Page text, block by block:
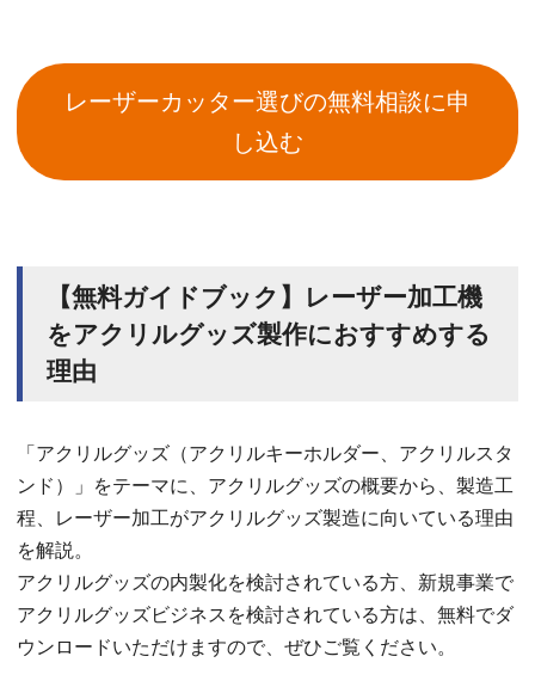
レーザーカッター選びの無料相談に申
し込む
【無料ガイドブック】レーザー加工機
をアクリルグッズ製作におすすめする
理由
「アクリルグッズ（アクリルキーホルダー、アクリルスタ
ンド）」をテーマに、アクリルグッズの概要から、製造工
程、レーザー加工がアクリルグッズ製造に向いている理由
を解説。
アクリルグッズの内製化を検討されている方、新規事業で
アクリルグッズビジネスを検討されている方は、無料でダ
ウンロードいただけますので、ぜひご覧ください。